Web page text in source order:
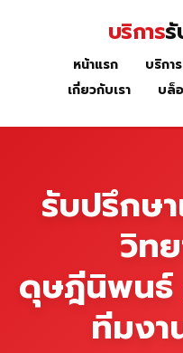
หน้าแรก
บริการ
หน้าแรก บริกา
เกี่ยวกับเรา
บล็
รับปรึกษ
วิท
ดุษฎีนิพนธ์
ทีมง